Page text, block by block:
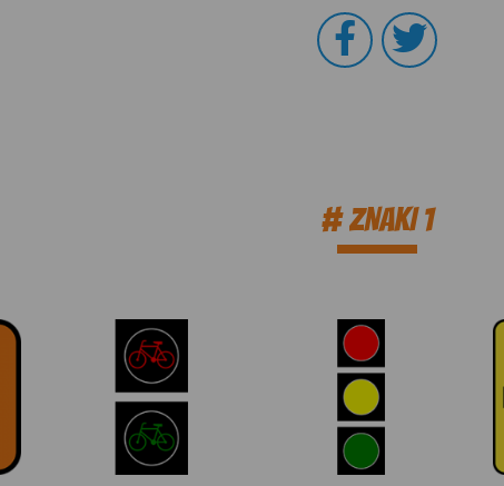
# ZNAKI 1
S-6
Sygnalizator z
sygnałami dla
rowerzystów
Sygnalizator
ogólny z sygnałami
do kierowania
ruchem